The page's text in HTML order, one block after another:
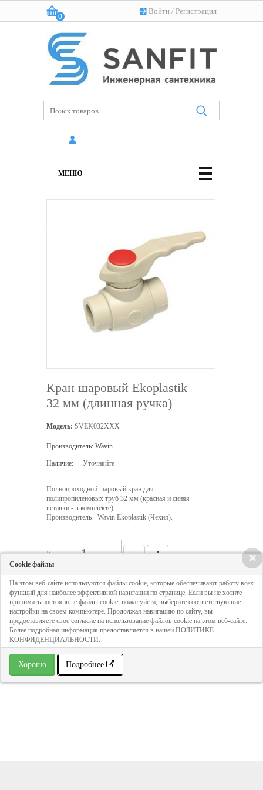
Войти / Регистрация
Корзина:
0
(пусто)
МЕНЮ
Кран шаровый Ekoplastik
32 мм (длинная ручка)
Модель: SVEK032XXX
Производитель: Wavin
Наличие: Уточняйте
Полнопроходной шаровый кран для
полипропиленовых труб 32 мм (красная и синяя
вставки - в комплекте).
Производитель - Wavin Ekoplastik (Чехия).
Кол-во:
727 руб
ДОБАВИТЬ В КОРЗИНУ
» В избранное
×
Cookie файлы
На этом веб-сайте используются файлы cookie, которые обеспечивают работу всех
функций для наиболее эффективной навигации по странице. Если вы не хотите
принимать постоянные файлы cookie, пожалуйста, выберите соответствующие
настройки на своем компьютере. Продолжая навигацию по сайту, вы
предоставляете свое согласие на использование файлов cookie на этом веб-сайте.
Более подробная информация предоставляется в нашей ПОЛИТИКЕ
КОНФИДЕНЦИАЛЬНОСТИ.
Хорошо Подробнее